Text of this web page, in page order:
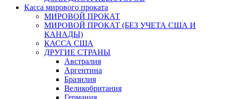
Касса мирового проката
МИРОВОЙ ПРОКАТ
МИРОВОЙ ПРОКАТ (БЕЗ УЧЕТА США И
КАНАДЫ)
КАССА США
ДРУГИЕ СТРАНЫ
Австралия
Аргентина
Бразилия
Великобритания
Германия